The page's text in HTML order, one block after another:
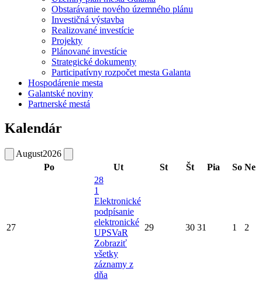
Obstarávanie nového územného plánu
Investičná výstavba
Realizované investície
Projekty
Plánované investície
Strategické dokumenty
Participatívny rozpočet mesta Galanta
Hospodárenie mesta
Galantské noviny
Partnerské mestá
Kalendár
August2026
Po
Ut St Št Pia So Ne
27
28
1
Elektronické
podpísanie
elektronické
UPSVaR
Zobraziť
všetky
záznamy z
dňa
29 30 31 1 2